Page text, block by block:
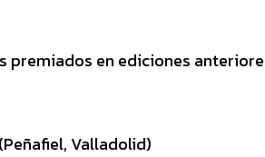
premiados en ediciones
Valladolid)